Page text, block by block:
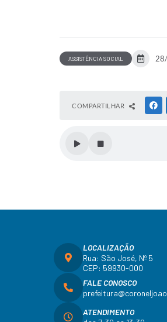
ASSISTÊNCIA SOCIAL
COMPARTILHAR
LOCALIZAÇÃO
Rua: São José, Nº 5
CEP: 59930-000
FALE CONOSCO
ATENDIMENTO